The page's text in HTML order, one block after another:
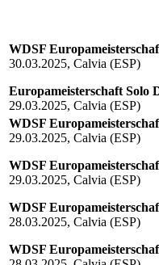
WDSF
30.03.2025, Calvia (ESP)
Europameisterschaft Solo
29.03.2025, Calvia (ESP)
WDSF
29.03.2025, Calvia (ESP)
WDSF
29.03.2025, Calvia (ESP)
WDSF
28.03.2025, Calvia (ESP)
WDSF